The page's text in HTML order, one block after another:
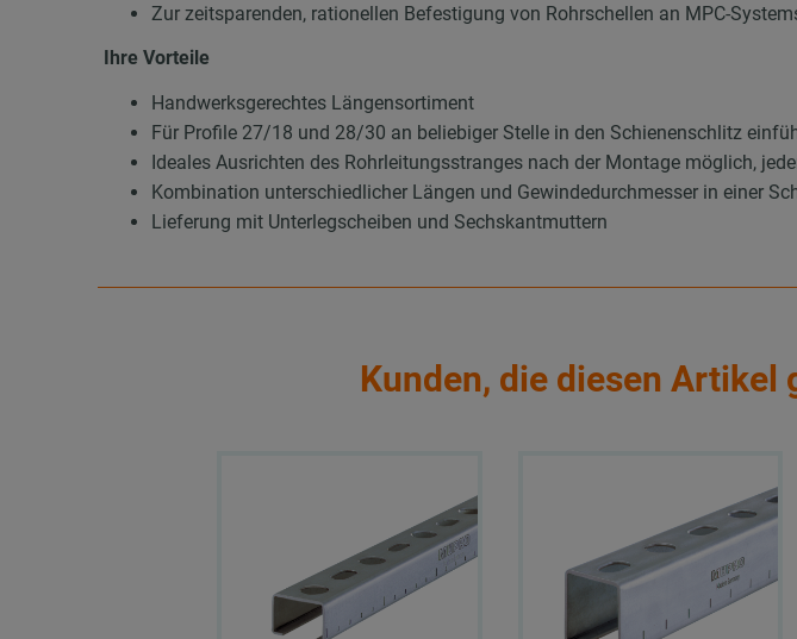
Zur zeitsparenden, rationellen Befestigung von Rohrschellen an MPC-
Ihre Vorteile
Handwerksgerechtes Längensortiment
Für Profile 27/18 und 28/30 an beliebiger Stelle in den Schienenschlitz
Ideales Ausrichten des Rohrleitungsstranges nach der Montage möglich,
Kombination unterschiedlicher Längen und Gewindedurchmesser in einer
Lieferung mit Unterlegscheiben und Sechskantmuttern
Kunden, die diesen Artikel